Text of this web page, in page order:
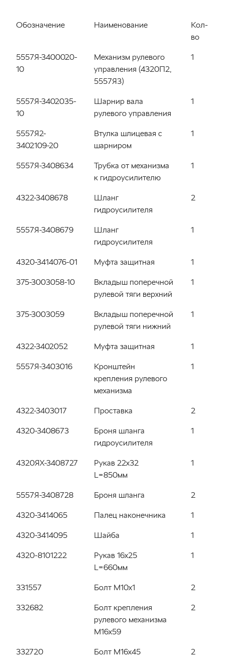
Обозначение Наименование
Кол-
во
5557Я-3400020-
10
Механизм рулевого
управления (4320П2,
5557Я3)
1
5557Я-3402035-
10
Шарнир вала
рулевого управления
1
5557Я2-
3402109-20
Втулка шлицевая с
шарниром
1
5557Я-3408634
Трубка от механизма
к гидроусилителю
1
4322-3408678
Шланг
гидроусилителя
2
5557Я-3408679
Шланг
гидроусилителя
1
4320-3414076-01 Муфта защитная 1
375-3003058-10
Вкладыш поперечной
рулевой тяги верхний
1
375-3003059
Вкладыш поперечной
рулевой тяги нижний
1
4322-3402052 Муфта защитная 1
5557Я-3403016
Кронштейн
крепления рулевого
механизма
1
4322-3403017 Проставка 2
4320-3408673
Броня шланга
гидроусилителя
1
4320ЯХ-3408727
Рукав 22х32
L=850мм
1
5557Я-3408728 Броня шланга 2
4320-3414065 Палец наконечника 1
4320-3414095 Шайба 1
4320-8101222
Рукав 16х25
L=660мм
1
331557 Болт М10х1 2
332682
Болт крепления
рулевого механизма
М16х59
2
332720 Болт М16х45 2